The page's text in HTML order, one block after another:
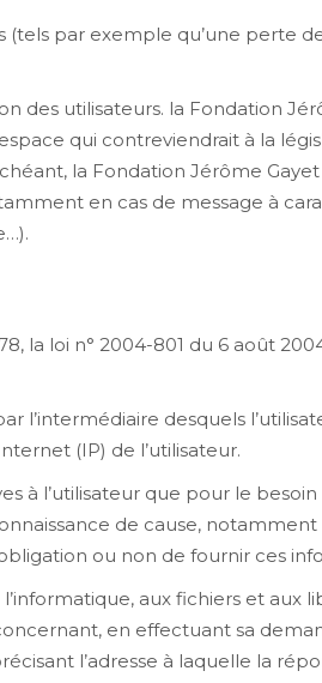
par exemple qu’une perte
des utilisateurs. la Fondation
qui contreviendrait à la
la Fondation Jérôme Gayet
en cas de message à
la loi n° 2004-801 du 6 août
l’intermédiaire desquels
(IP) de l’utilisateur.
à l’utilisateur que pour le
de cause, notamment
ou non de fournir ces
aux fichiers et aux
en effectuant sa
l’adresse à laquelle la